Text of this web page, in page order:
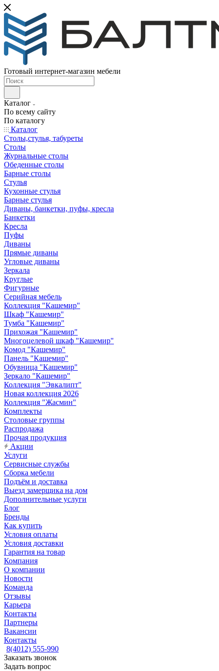
Готовый интернет-магазин мебели
Каталог
По всему сайту
По каталогу
Каталог
Столы,стулья, табуреты
Столы
Журнальные столы
Обеденные столы
Барные столы
Стулья
Кухонные стулья
Барные стулья
Диваны, банкетки, пуфы, кресла
Банкетки
Кресла
Пуфы
Диваны
Прямые диваны
Угловые диваны
Зеркала
Круглые
Фигурные
Серийная мебель
Коллекция "Кашемир"
Шкаф "Кашемир"
Тумба "Кашемир"
Прихожая "Кашемир"
Многоцелевой шкаф "Кашемир"
Комод "Кашемир"
Панель "Кашемир"
Обувница "Кашемир"
Зеркало "Кашемир"
Коллекция "Эвкалипт"
Новая коллекция 2026
Коллекция "Жасмин"
Комплекты
Столовые группы
Распродажа
Прочая продукция
Акции
Услуги
Сервисные службы
Сборка мебели
Подъём и доставка
Выезд замерщика на дом
Дополнительные услуги
Блог
Бренды
Как купить
Условия оплаты
Условия доставки
Гарантия на товар
Компания
О компании
Новости
Команда
Отзывы
Карьера
Контакты
Партнеры
Вакансии
Контакты
8(4012) 555-990
Заказать звонок
Задать вопрос